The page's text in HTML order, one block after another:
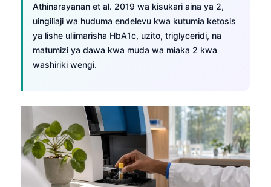
Athinarayanan et al. 2019 wa kisukari aina ya 2,
uingiliaji wa huduma endelevu kwa kutumia ketosis
ya lishe uliimarisha HbA1c, uzito, triglyceridi, na
matumizi ya dawa kwa muda wa miaka 2 kwa
washiriki wengi.
Esperanto
Frysk
Ślōnskŏ gŏdka
Norsk bokmål